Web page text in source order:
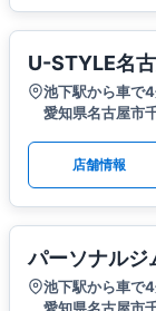
U-STYLE名
池下駅から車で
愛知県名古屋市
店舗情報
パーソナル
池下駅から車で